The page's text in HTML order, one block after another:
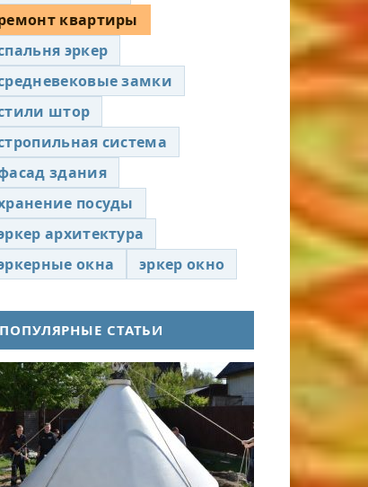
квартиры
эркер
замки
штор
система
здания
посуды
архитектура
окна
эркер окно
ПОПУЛЯРНЫЕ СТАТЬИ